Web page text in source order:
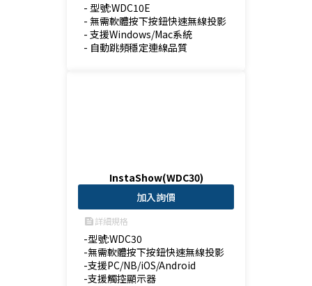
- 型號:WDC10E
- 無需軟體按下按鈕快速無線投影
- 支援Windows/Mac系統
- 自動跳頻穩定連線品質
InstaShow(WDC30)
加入詢價
feed詳細規格
-型號:WDC30
-無需軟體按下按鈕快速無線投影
-支援PC/NB/iOS/Android
-支援觸控顯示器